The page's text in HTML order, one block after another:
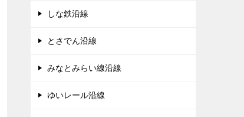
しな鉄沿線
とさでん沿線
みなとみらい線沿線
ゆいレール沿線